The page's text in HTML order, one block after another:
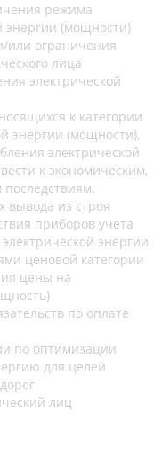
режима
энергии (мощности)
или ограничения
лица
электрической
к категории
энергии (мощности),
электрической
к экономическим,
вывода из строя
приборов учета
энергии
ценовой категории
цены на
по оплате
по оптимизации
для целей
лиц